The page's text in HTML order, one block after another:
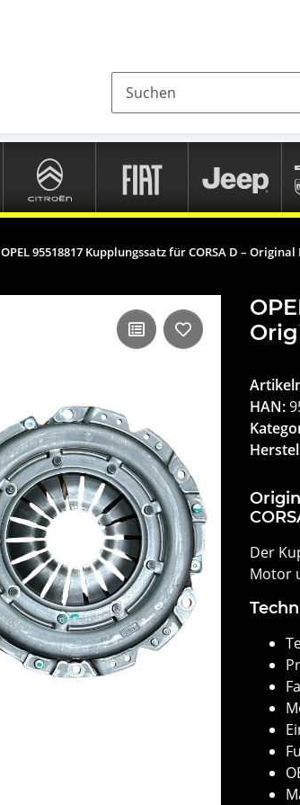
OPEL 95518817 Kupplungssatz für CORSA D –
HAN:
Der
Motor